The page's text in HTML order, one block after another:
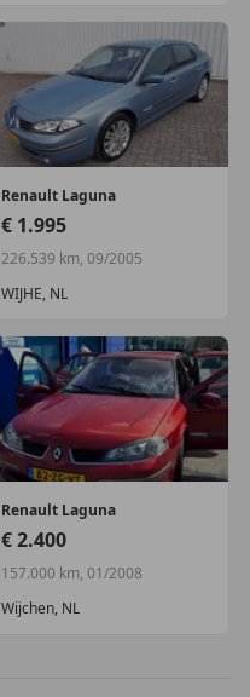
Renault Laguna
€ 1.995
226.539 km, 09/2005
WIJHE, NL
Renault Laguna
€ 2.400
157.000 km, 01/2008
Wijchen, NL